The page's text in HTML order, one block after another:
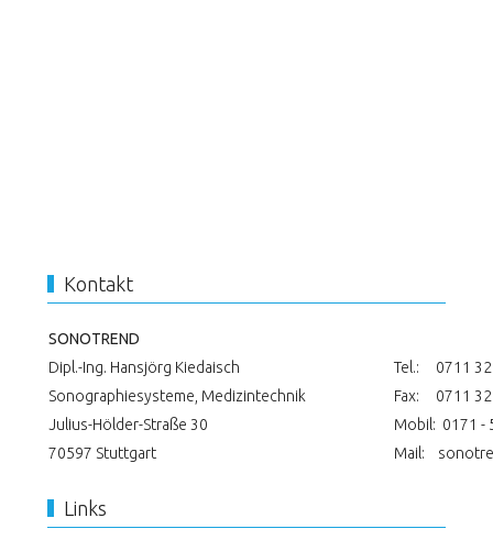
Kontakt
SONOTREND
Dipl.-Ing. Hansjörg Kiedaisch
Tel.: 0711 32
Sonographiesysteme, Medizintechnik
Fax: 0711 32
Julius-Hölder-Straße 30
Mobil: 0171 -
70597 Stuttgart
Mail:
Links